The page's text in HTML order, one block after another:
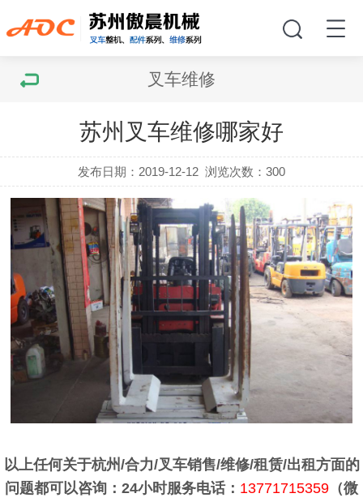
叉车维修
苏州叉车维修哪家好
发布日期：2019-12-12 浏览次数：300
以上任何关于杭州/合力/叉车销售/维修/租赁/出租方面的
问题都可以咨询：24小时服务电话： 13771715359 （微